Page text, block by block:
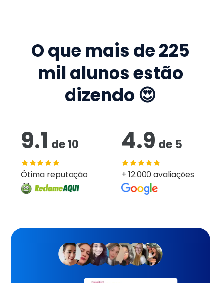
O que mais de225
mil alunos estão
dizendo 😍
9.1 de10
Ótima reputação
4.9 de 5
+ 12.000 avaliações